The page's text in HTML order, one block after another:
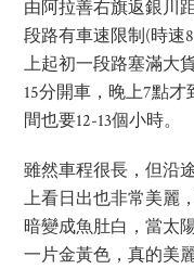
由阿拉善右旗返銀川
段路有車速限制(時速
上起初一段路塞滿大
15分開車，晚上7點
間也要12-13個小時。
雖然車程很長，但沿
上看日出也非常美麗
暗變成魚肚白，當太
一片金黃色，真的美麗